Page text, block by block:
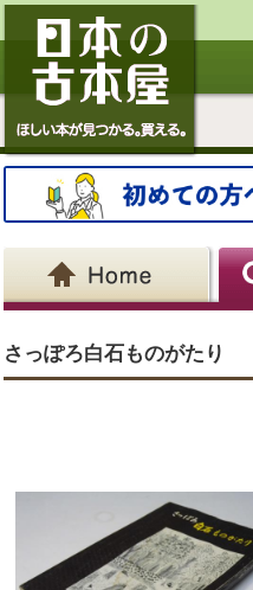
さっぽろ白石ものがたり